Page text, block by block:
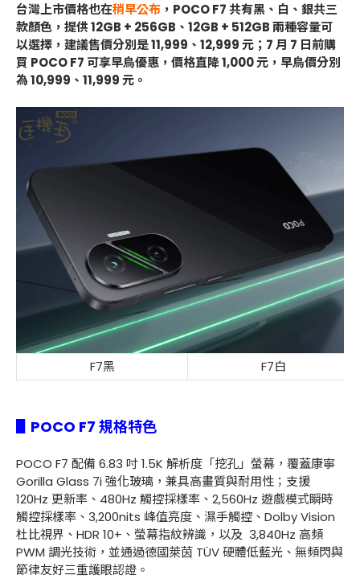
台灣上市價格也在稍早公布 ，POCO F7 共有黑、白、銀共三
款顏色，提供 12GB + 256GB、12GB + 512GB 兩種容量可
以選擇，建議售價分別是11,999 、 12,999元；7 月 7 日前購
買 POCO F7 可享早鳥優惠，價格直降1,000元，早鳥價分別
為10,999 、 11,999元。
F7黑 F7白
▋POCO F7 規格特色
POCO F7 配備 6.83 吋 1.5K 解析度「挖孔」螢幕，覆蓋康寧
Gorilla Glass 7i 強化玻璃，兼具高畫質與耐用性；支援
120Hz 更新率、480Hz 觸控採樣率、2,560Hz 遊戲模式瞬時
觸控採樣率、3,200nits 峰值亮度、濕手觸控、Dolby Vision
杜比視界、HDR 10+、螢幕指紋辨識，以及 3,840Hz 高頻
PWM 調光技術，並通過德國萊茵 TÜV 硬體低藍光、無頻閃與
節律友好三重護眼認證。